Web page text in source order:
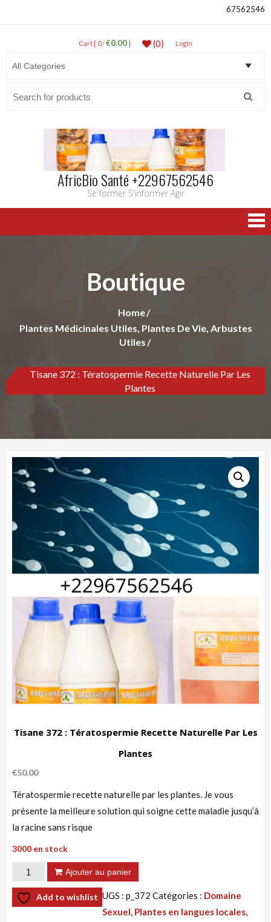
67562546
Cart [ 0 /€0.00] (0) LogIn
AfricBio Santé +22967562546
Se former S'informer Agir
Boutique
Home
Plantes Médicinales Utiles, Plantes De Vie, Arbustes
Utiles
Tisane 372 : Tératospermie Recette Naturelle Par Les
Plantes
Tisane 372 : Tératospermie Recette Naturelle Par Les
Plantes
€50.00
Tératospermie recette naturelle par les plantes. Je vous
présente la meilleure solution qui soigne cette maladie jusqu’à
la racine sans risque
3000 en stock
quantité
de
Tisane
Ajouter au panier
Add to wishlist UGS : p_372 Catégories : Domaine
Sexuel, Plantes en langues locales,